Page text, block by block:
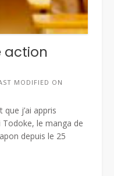
action
MODIFIED ON
j’ai appris
Todoke, le manga de
depuis le 25